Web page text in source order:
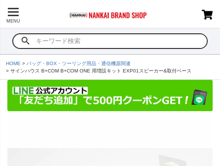
MENU
HOME
バッグ・BOX・ツーリング用品・通信機器関連
サインハウス B+COM B+COM ONE 用増設キット EXP01スピーカー&取付ベース